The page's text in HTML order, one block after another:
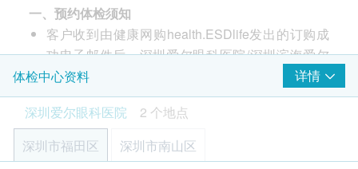
角膜荧光素染色检查
眼部蠕形螨检测
干眼超声雾化(熏蒸)治疗
间接眼底镜检查
报告
医生讲解报告
检查后面诊
收。治疗过程约15-20分钟，舒适无痛，能有效缓解
眼睛干涩、疲劳等症状。
干眼超声雾化熏蒸
治疗前准备：清洁面部和眼周，卸妆（尤其是眼
妆）。佩戴隐形眼镜者需先摘除。首次使用或更换
药物时，需确认无过敏史。
治疗中配合：放松并自然睁眼，让雾化充分接触眼
一、预约体检须知
客户收到由健康网购health.ESDlife发出的订购成
功电子邮件后，深圳爱尔眼科医院/深圳滨海爱尔
眼科医院将在随后1-2个工作日的办公时间内，通
过电话或WhatsApp与客户联系，确认预约检查的
时间和地点。客户也可至少提前1个工作天主动联
络深圳爱尔眼科医院/深圳滨海爱尔眼科医院进行
预约（联络电话：400-6609-120；微信：
体检中心资料
详情
深圳爱尔眼科医院
2 个地点
深圳市福田区
深圳市南山区